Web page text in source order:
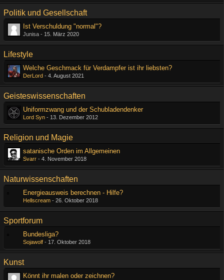
Politik und Gesellschaft
Ist Verschuldung "normal"?
Junisa - 15. März 2020
Lifestyle
Welche Geschmack für Verdampfer ist ihr liebsten?
DerLord - 4. August 2021
Geisteswissenschaften
Uniformzwang und der Schubladendenker
Lord Syn - 13. Dezember 2012
Religion und Magie
satanische Orden im Allgemeinen
Svarr - 4. November 2018
Naturwissenschaften
Energieausweis berechnen - Hilfe?
Hellscream - 26. Oktober 2018
Sportforum
Bundesliga?
Sojawolf - 17. Oktober 2018
Kunst
Könnt ihr malen oder zeichnen?